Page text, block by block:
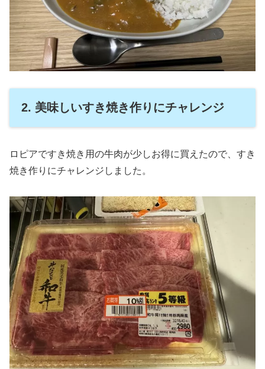
2. 美味しいすき焼き作りにチャレンジ
ロピアですき焼き用の牛肉が少しお得に買えたので、すき
焼き作りにチャレンジしました。